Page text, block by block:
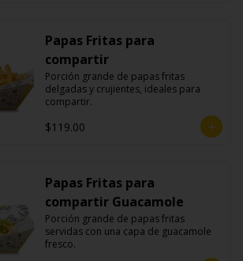
Papas Fritas para
compartir
Porción grande de papas fritas
delgadas y crujientes, ideales para
compartir.
$119.00
Papas Fritas para
compartir Guacamole
Porción grande de papas fritas
servidas con una capa de guacamole
fresco.